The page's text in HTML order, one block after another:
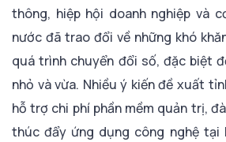
thông, hiệp hội doanh nghiệp và
nước đã trao đổi về những khó
quá trình chuyển đổi số, đặc biệt
nhỏ và vừa. Nhiều ý kiến đề xuất
hỗ trợ chi phí phần mềm quản trị,
thúc đẩy ứng dụng công nghệ tại